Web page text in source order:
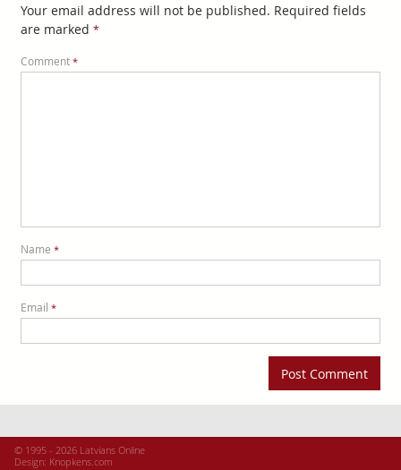
Your email address will not be published. Required fields
are marked *
Comment *
Name *
Email *
© 1995 - 2026 Latvians Online
Design: Knopkens.com